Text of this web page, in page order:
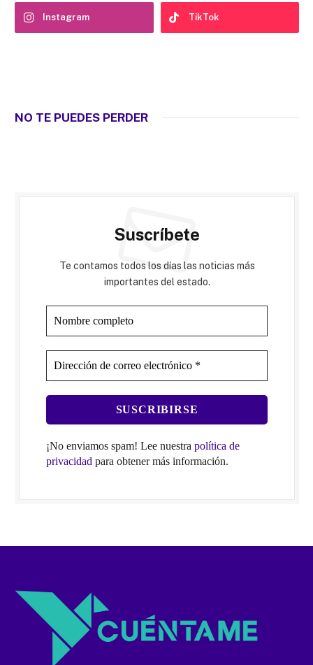
Instagram TikTok
NO TE PUEDES PERDER
Suscríbete
Te contamos todos los días las noticias más
importantes del estado.
¡No enviamos spam! Lee nuestra política de
privacidad para obtener más información.